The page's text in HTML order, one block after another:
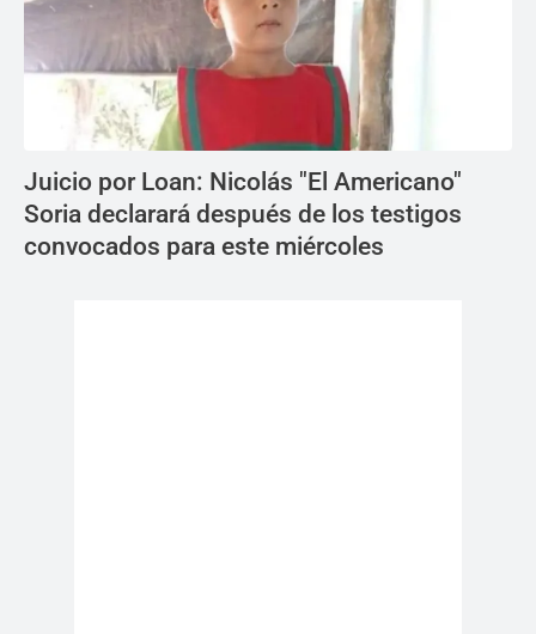
Juicio por Loan: Nicolás "El Americano"
Soria declarará después de los testigos
convocados para este miércoles